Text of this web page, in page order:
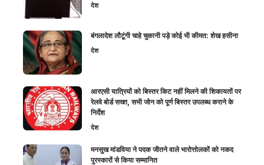
देश
बंगलादेश लौटूंगी चाहे चुकानी पड़े कोई भी कीमत: शेख हसीना
देश
आरएसी यात्रियों को बिस्तर किट नहीं मिलने की शिकायतों पर
रेलवे बोर्ड सख्त, सभी जोन को पूर्ण बिस्तर उपलब्ध कराने के
निर्देश
देश
मनसुख मांडविया ने पदक जीतने वाले भारोत्तोलकों को नकद
पुरस्कारों से किया सम्मानित